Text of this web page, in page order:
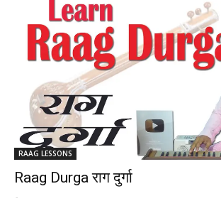
RAAG LESSONS
Raag Durga राग दुर्गा
-